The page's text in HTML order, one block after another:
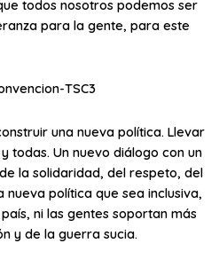
todos nosotros podemos ser
para la gente, para este
una nueva política. Llevar
todas. Un nuevo diálogo con un
la solidaridad, del respeto, del
política que sea inclusiva,
ni las gentes soportan más
y de la guerra sucia.